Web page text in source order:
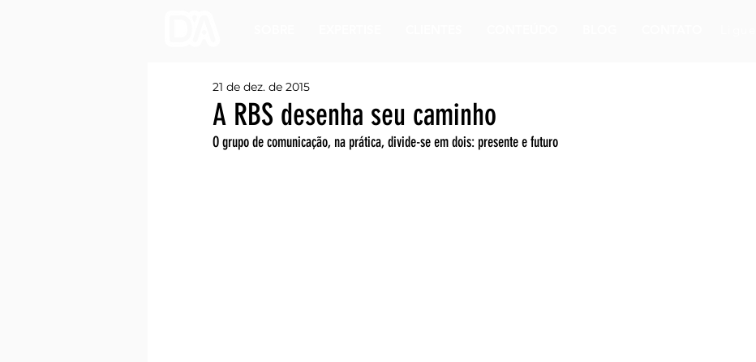
A RBS desenha seu caminho
21 de dez. de 2015
O grupo de comunicação, na prática, divide-se em dois: presente e futuro